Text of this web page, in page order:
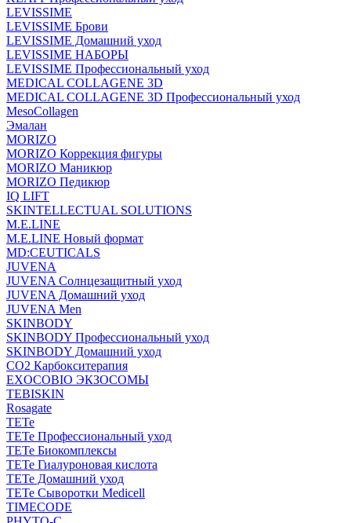
LEVISSIME
LEVISSIME Брови
LEVISSIME Домашний уход
LEVISSIME НАБОРЫ
LEVISSIME Профессиональный уход
MEDICAL COLLAGENE 3D
MEDICAL COLLAGENE 3D Профессиональный уход
MesoCollagen
Эмалан
MORIZO
MORIZO Коррекция фигуры
MORIZO Маникюр
MORIZO Педикюр
IQ LIFT
SKINTELLECTUAL SOLUTIONS
M.E.LINE
M.E.LINE Новый формат
MD:CEUTICALS
JUVENA
JUVENA Солнцезащитный уход
JUVENA Домашний уход
JUVENA Men
SKINBODY
SKINBODY Профессиональный уход
SKINBODY Домашний уход
CO2 Карбокситерапия
EXOCOBIO ЭКЗОСОМЫ
TEBISKIN
Rosagate
TETe
TETe Профессиональный уход
TETe Биокомплексы
TETe Гиалуроновая кислота
TETe Домашний уход
TETe Сыворотки Medicell
TIMECODE